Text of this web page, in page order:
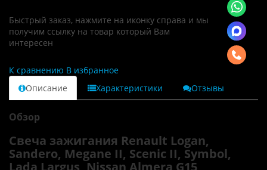
Быстрый заказ, нажмите на иконку справа и мы
получим ссылку на товар который Вам
интересен
К сравнению В избранное
Описание
Характеристики Отзывы
Обзор
Свеча зажигания Renault Logan,
Sandero, Megane II, Scenic II, Symbol,
Lada Largus, Nissan Almera G15